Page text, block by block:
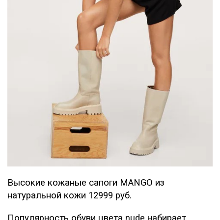
Высокие кожаные сапоги MANGO из
натуральной кожи 12999 руб.